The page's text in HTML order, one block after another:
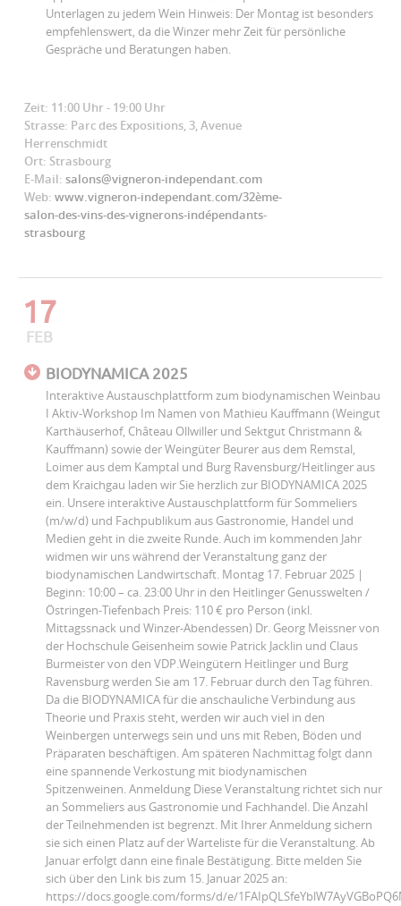
Unterlagen zu jedem Wein Hinweis: Der Montag ist besonders
empfehlenswert, da die Winzer mehr Zeit für persönliche
Gespräche und Beratungen haben.
Zeit: 11:00 Uhr - 19:00 Uhr
Strasse: Parc des Expositions, 3, Avenue
Herrenschmidt
Ort: Strasbourg
E-Mail: salons@vigneron-independant.com
Web: www.vigneron-independant.com/32ème-
salon-des-vins-des-vignerons-indépendants-
strasbourg
17
FEB
BIODYNAMICA 2025
Interaktive Austauschplattform zum biodynamischen Weinbau
I Aktiv-Workshop Im Namen von Mathieu Kauffmann (Weingut
Karthäuserhof, Château Ollwiller und Sektgut Christmann &
Kauffmann) sowie der Weingüter Beurer aus dem Remstal,
Loimer aus dem Kamptal und Burg Ravensburg/Heitlinger aus
dem Kraichgau laden wir Sie herzlich zur BIODYNAMICA 2025
ein. Unsere interaktive Austauschplattform für Sommeliers
(m/w/d) und Fachpublikum aus Gastronomie, Handel und
Medien geht in die zweite Runde. Auch im kommenden Jahr
widmen wir uns während der Veranstaltung ganz der
biodynamischen Landwirtschaft. Montag 17. Februar 2025 |
Beginn: 10:00 – ca. 23:00 Uhr in den Heitlinger Genusswelten /
Östringen-Tiefenbach Preis: 110 € pro Person (inkl.
Mittagssnack und Winzer-Abendessen) Dr. Georg Meissner von
der Hochschule Geisenheim sowie Patrick Jacklin und Claus
Burmeister von den VDP.Weingütern Heitlinger und Burg
Ravensburg werden Sie am 17. Februar durch den Tag führen.
Da die BIODYNAMICA für die anschauliche Verbindung aus
Theorie und Praxis steht, werden wir auch viel in den
Weinbergen unterwegs sein und uns mit Reben, Böden und
Präparaten beschäftigen. Am späteren Nachmittag folgt dann
eine spannende Verkostung mit biodynamischen
Spitzenweinen. Anmeldung Diese Veranstaltung richtet sich nur
an Sommeliers aus Gastronomie und Fachhandel. Die Anzahl
der Teilnehmenden ist begrenzt. Mit Ihrer Anmeldung sichern
sie sich einen Platz auf der Warteliste für die Veranstaltung. Ab
Januar erfolgt dann eine finale Bestätigung. Bitte melden Sie
sich über den Link bis zum 15. Januar 2025 an:
https://docs.google.com/forms/d/e/